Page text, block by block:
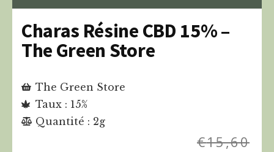
Charas Résine CBD 15% –
The Green Store
The Green Store
Taux : 15%
Quantité : 2g
€15,60